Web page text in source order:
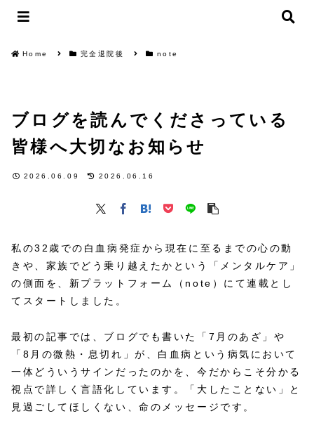
Home 完全退院後 note
ブログを読んでくださっている
皆様へ大切なお知らせ
2026.06.09 2026.06.16
私の32歳での白血病発症から現在に至るまでの心の動
きや、家族でどう乗り越えたかという「メンタルケア」
の側面を、新プラットフォーム（note）にて連載とし
てスタートしました。
最初の記事では、ブログでも書いた「7月のあざ」や
「8月の微熱・息切れ」が、白血病という病気において
一体どういうサインだったのかを、今だからこそ分かる
視点で詳しく言語化しています。「大したことない」と
見過ごしてほしくない、命のメッセージです。